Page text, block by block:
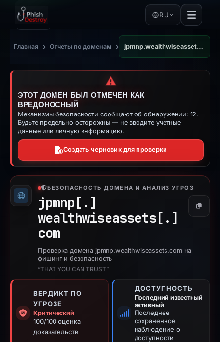
RU
Главная › Отчеты по доменам › jpmnp.wealthwiseassets.com
⚠️
ЭТОТ ДОМЕН БЫЛ ОТМЕЧЕН КАК
ВРЕДОНОСНЫЙ
Механизмы безопасности сообщают об обнаружении: 12.
Будьте предельно осторожны — не вводите учетные
данные или личную информацию.
Создать черновик для проверки
БЕЗОПАСНОСТЬ ДОМЕНА И АНАЛИЗ УГРОЗ
jpmnp[.]
wealthwiseassets[.]
com
Проверка домена jpmnp.wealthwiseassets.com на
фишинг и безопасность
“THAT YOU CAN TRUST”
ВЕРДИКТ ПО
УГРОЗЕ
Критический
100/100 оценка
доказательств
ДОСТУПНОСТЬ
Последний известный
активный
Последнее
сохраненное
наблюдение о
доступности